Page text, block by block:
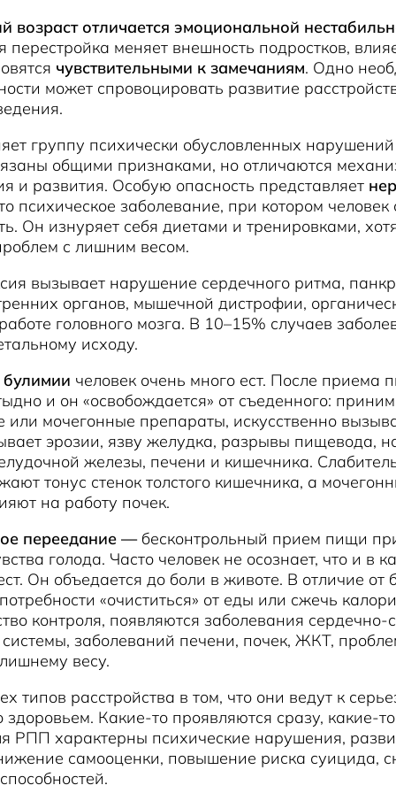
возраст отличается эмоциональной
перестройка меняет внешность подростков,
чувствительными к замечаниям. Одно
может спровоцировать развитие
группу психически обусловленных
общими признаками, но отличаются
и развития. Особую опасность представляет
психическое заболевание, при котором человек
Он изнуряет себя диетами и тренировками,
с лишним весом.
вызывает нарушение сердечного ритма,
органов, мышечной дистрофии,
головного мозга. В 10–15% случаев
исходу.
человек очень много ест. После приема
и он «освобождается» от съеденного:
или мочегонные препараты, искусственно
эрозии, язву желудка, разрывы пищевода,
железы, печени и кишечника.
тонус стенок толстого кишечника, а
на работу почек.
переедание —бесконтрольный прием пищи
голода. Часто человек не осознает, что и в
Он объедается до боли в животе. В отличие от
«очиститься» от еды или сжечь
контроля, появляются заболевания сердечно-
заболеваний печени, почек, ЖКТ,
весу.
типов расстройства в том, что они ведут к
Какие-то проявляются сразу, какие-
РПП характерны психические нарушения,
самооценки, повышение риска суицида,